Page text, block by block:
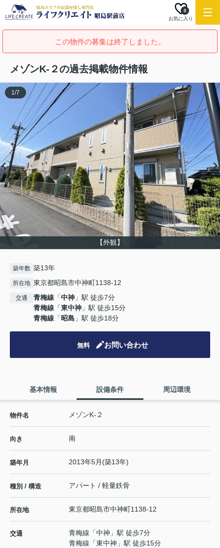
お気に入り
0
この物件の募集は終了しました。
メゾンK-２の過去掲載物件情報
【外観】
1/7
築年数 築13年
所在地 東京都昭島市中神町1138-12
交通 青梅線 「中神 」駅 徒歩7分
青梅線 「東中神 」駅 徒歩15分
青梅線 「昭島 」駅 徒歩18分
無料 お問い合わせ
基本情報 設備条件 周辺環境
物件名 メゾンK-２
向き 南
築年月 2013年5月(築13年)
種別 / 構造 アパート / 軽量鉄骨
所在地 東京都昭島市中神町1138-12
交通 青梅線 「中神 」駅 徒歩7分
青梅線 「東中神 」駅 徒歩15分